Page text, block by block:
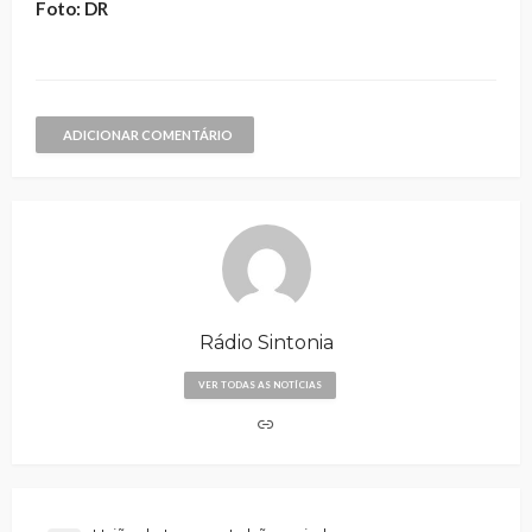
Foto: DR
ADICIONAR COMENTÁRIO
Rádio Sintonia
VER TODAS AS NOTÍCIAS